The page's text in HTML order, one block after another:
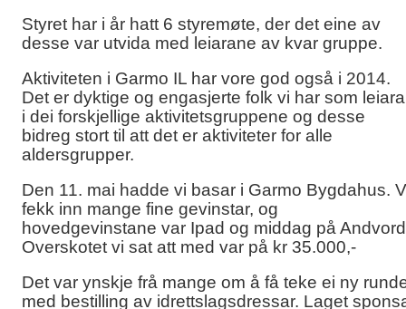
Styret har i år hatt 6 styremøte, der det eine av
desse var utvida med leiarane av kvar gruppe.
Aktiviteten i Garmo IL har vore god også i 2014.
Det er dyktige og engasjerte folk vi har som
i dei forskjellige aktivitetsgruppene og desse
bidreg stort til att det er aktiviteter for alle
aldersgrupper.
Den 11. mai hadde vi basar i Garmo Bygdahus.
fekk inn mange fine gevinstar, og
hovedgevinstane var Ipad og middag på
Overskotet vi sat att med var på kr 35.000,-
Det var ynskje frå mange om å få teke ei ny
med bestilling av idrettslagsdressar. Laget